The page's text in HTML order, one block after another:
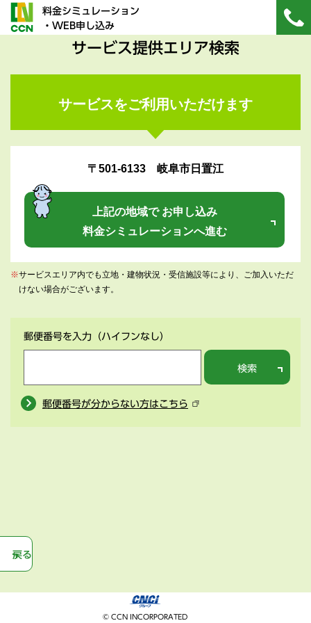
料金シミュレーション
・WEB申し込み
サービス提供エリア検索
サービスをご利用いただけます
〒501-6133 岐阜市日置江
上記の地域で お申し込み
料金シミュレーションへ進む
※サービスエリア内でも立地・建物状況・受信施設等により、ご加入いただ
けない場合がございます。
郵便番号を入力 （ハイフンなし）
検索
郵便番号が分からない方はこちら
戻る
© CCN INCORPORATED